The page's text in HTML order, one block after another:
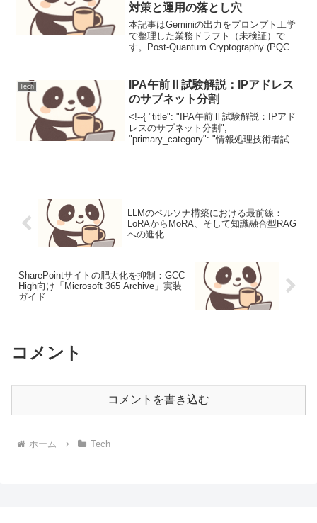
対策と運用の落とし穴
本記事はGeminiの出力をプロンプト工学
で整理した業務ドラフト（未検証）で
す。Post-Quantum Cryptography (PQC)
台頭と「Harv...
Tech
IPA午前Ⅱ試験解説：IPアドレス
のサブネット分割
<!--{ "title": "IPA午前Ⅱ試験解説：IPアド
レスのサブネット分割",
"primary_category": "情報処理技術者試
LLMのペルソナ構築における最前線：
LoRAからMoRA、そして知識融合型RAG
への進化
SharePointサイトの肥大化を抑制：GCC
High向け「Microsoft 365 Archive」実装
ガイド
コメント
コメントを書き込む
ホーム Tech